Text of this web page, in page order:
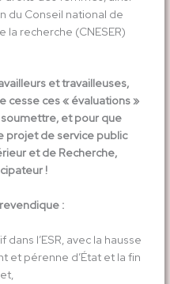
du Conseil national de
la recherche (CNESER)
et travailleuses,
cesse ces « évaluations »
et pour que
projet de service public
et de Recherche,
!
:
l’ESR, avec la hausse
et pérenne d’État et la fin